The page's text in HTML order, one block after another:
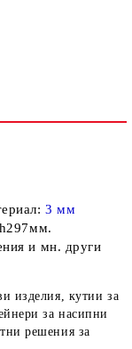
3 мм
и мн. други
изделия, кутии за
за насипни
решения за